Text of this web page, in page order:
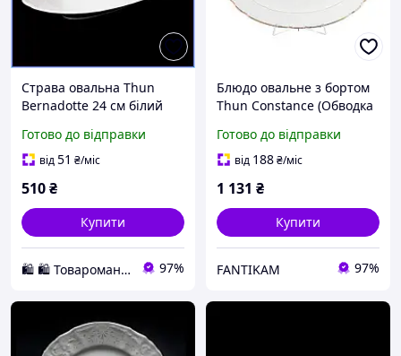
Страва овальна Thun
Bernadotte 24 см білий
для сервірування столу та
подачі закусок
Готово до відправки
від51 ₴/міс
510₴
Купити
🛍️ 🛍️ Товароманія 🛍️ 🛍️ 97%
Блюдо овальне з бортом
Thun Constance (Обводка
порцеляна (7601100) з
швидкою доставкою по
Готово до відправки
від 188₴/міс
1 131 ₴
Купити
FANTIKAM 97%